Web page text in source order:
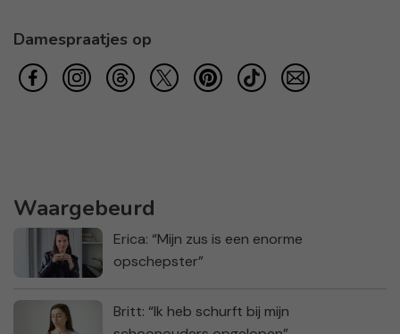
Damespraatjes op
Waargebeurd
Erica: “Mijn zus is een enorme
opschepster”
Britt: “Ik heb schurft bij mijn